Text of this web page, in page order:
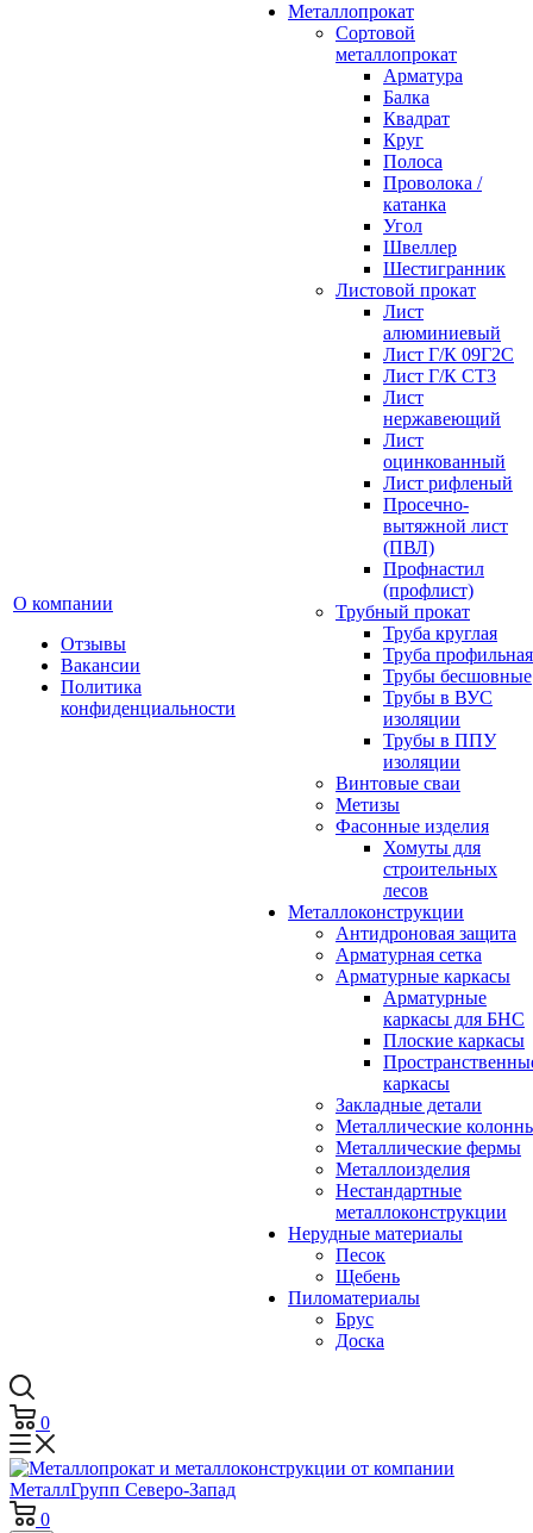
О компании
Отзывы
Вакансии
Политика
конфиденциальности
Металлопрокат
Сортовой
металлопрокат
Арматура
Балка
Квадрат
Круг
Полоса
Проволока /
катанка
Угол
Швеллер
Шестигранник
Листовой прокат
Лист
алюминиевый
Лист Г/К 09Г2С
Лист Г/К СТ3
Лист
нержавеющий
Лист
оцинкованный
Лист рифленый
Просечно-
вытяжной лист
(ПВЛ)
Профнастил
(профлист)
Трубный прокат
Труба круглая
Труба профильная
Трубы бесшовные
Трубы в ВУС
изоляции
Трубы в ППУ
изоляции
Винтовые сваи
Метизы
Фасонные изделия
Хомуты для
строительных
лесов
Металлоконструкции
Антидроновая защита
Арматурная сетка
Арматурные каркасы
Арматурные
каркасы для БНС
Плоские каркасы
каркасы
Закладные детали
Металлические
Металлические фермы
Металлоизделия
Нестандартные
металлоконструкции
Нерудные материалы
Песок
Щебень
Пиломатериалы
Брус
Доска
0
0